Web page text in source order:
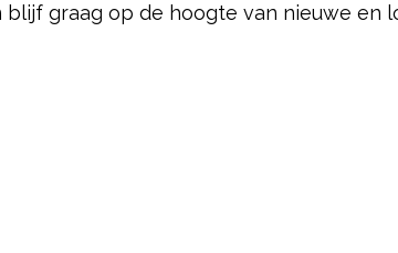
graag op de hoogte van nieuwe en